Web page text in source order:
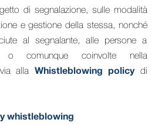
di segnalazione, sulle modalità
e gestione della stessa, nonché
al segnalante, alle persone a
o comunque coinvolte nella
alla Whistleblowing policydi
whistleblowing